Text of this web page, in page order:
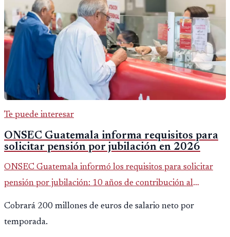
Te puede interesar
ONSEC Guatemala informa requisitos para
solicitar pensión por jubilación en 2026
ONSEC Guatemala informó los requisitos para solicitar
pensión por jubilación: 10 años de contribución al
Cobrará 200 millones de euros de salario neto por
temporada.